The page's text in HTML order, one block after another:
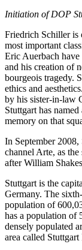
Initiation of DOP
Friedrich Schiller is
most important
Eric Auerbach
and his creation of
bourgeois tragedy.
ethics and
by his sister-in-law
Stuttgart has
memory on that
In September
channel Arte, as
after William
Stuttgart is the
Germany. The
population of
has a population of
densely populated
area called